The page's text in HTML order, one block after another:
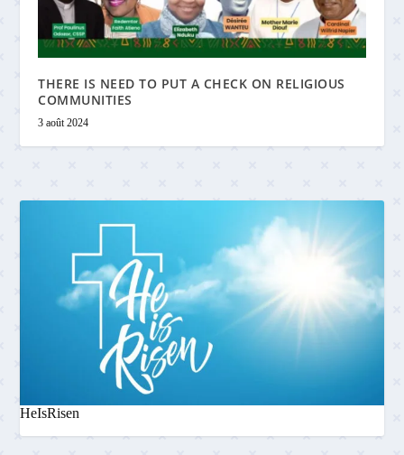
THERE IS NEED TO PUT A CHECK ON RELIGIOUS
COMMUNITIES
3 août 2024
HeIsRisen